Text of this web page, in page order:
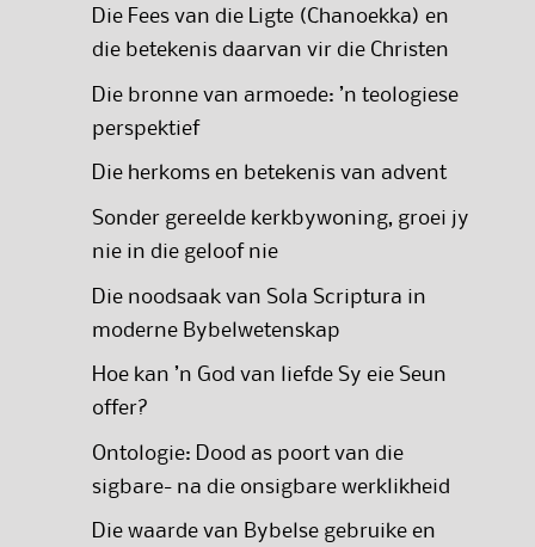
Die Fees van die Ligte (Chanoekka) en
die betekenis daarvan vir die Christen
Die bronne van armoede: ’n teologiese
perspektief
Die herkoms en betekenis van advent
Sonder gereelde kerkbywoning, groei jy
nie in die geloof nie
Die noodsaak van Sola Scriptura in
moderne Bybelwetenskap
Hoe kan ’n God van liefde Sy eie Seun
offer?
Ontologie: Dood as poort van die
sigbare- na die onsigbare werklikheid
Die waarde van Bybelse gebruike en